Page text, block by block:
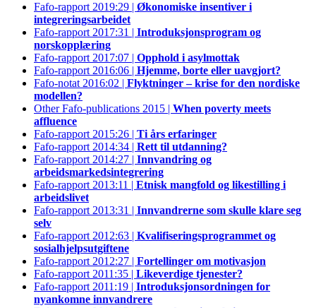
Fafo-rapport 2019:29 | Økonomiske insentiver i
integreringsarbeidet
Fafo-rapport 2017:31 | Introduksjonsprogram og
norskopplæring
Fafo-rapport 2017:07 | Opphold i asylmottak
Fafo-rapport 2016:06 | Hjemme, borte eller uavgjort?
Fafo-notat 2016:02 | Flyktninger – krise for den nordiske
modellen?
Other Fafo-publications 2015 | When poverty meets
affluence
Fafo-rapport 2015:26 | Ti års erfaringer
Fafo-rapport 2014:34 | Rett til utdanning?
Fafo-rapport 2014:27 | Innvandring og
arbeidsmarkedsintegrering
Fafo-rapport 2013:11 | Etnisk mangfold og likestilling i
arbeidslivet
Fafo-rapport 2013:31 | Innvandrerne som skulle klare seg
selv
Fafo-rapport 2012:63 | Kvalifiseringsprogrammet og
sosialhjelpsutgiftene
Fafo-rapport 2012:27 | Fortellinger om motivasjon
Fafo-rapport 2011:35 | Likeverdige tjenester?
Fafo-rapport 2011:19 | Introduksjonsordningen for
nyankomne innvandrere